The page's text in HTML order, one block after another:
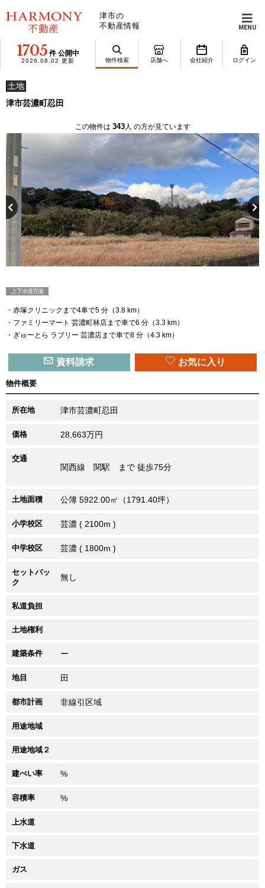
津市の
不動産情報
MENU
1705 件 公開中
2026.08.02 更新 物件検索 店舗へ 会社紹介 ログイン
土地
津市芸濃町忍田
この物件は 343人 の方が見ています
上下水道完備
・赤塚クリニックまで4車で5 分（3.8 km）
・ファミリーマート 芸濃町林店まで車で6 分（3.3 km）
・ぎゅーとら ラブリー 芸濃店まで車で8 分（4.3 km）
資料請求 お気に入り
物件概要
所在地 津市芸濃町忍田
価格 28,663万円
交通
関西線 関駅 まで 徒歩75分
土地面積 公簿 5922.00㎡（1791.40坪）
小学校区 芸濃 ( 2100m )
中学校区 芸濃 ( 1800m )
セットバッ
ク
無し
私道負担
土地権利
建築条件 ー
地目 田
都市計画 非線引区域
用途地域
用途地域２
建ぺい率 %
容積率 %
上水道
下水道
ガス